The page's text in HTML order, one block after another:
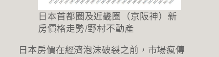
日本首都圈及近畿圈（京阪神）新
房價格走勢/野村不動產
日本房價在經濟泡沫破裂之前，市場瘋傳